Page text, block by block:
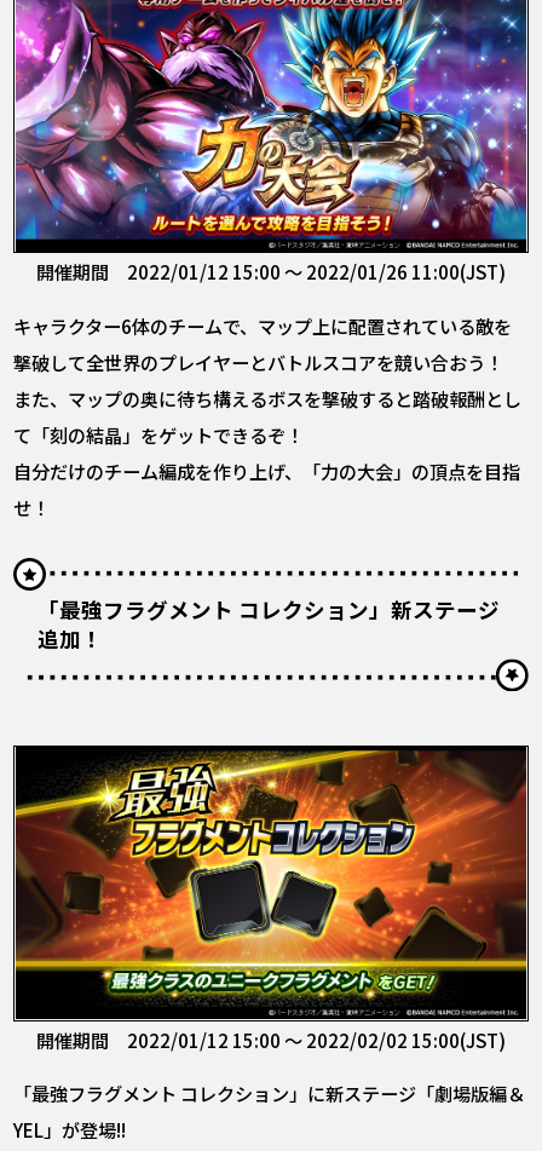
開催期間 2022/01/12 15:00 ～ 2022/01/26 11:00(JST)
キャラクター6体のチームで、マップ上に配置されている敵を
撃破して全世界のプレイヤーとバトルスコアを競い合おう！
また、マップの奥に待ち構えるボスを撃破すると踏破報酬とし
て「刻の結晶」をゲットできるぞ！
自分だけのチーム編成を作り上げ、「力の大会」の頂点を目指
せ！
「最強フラグメント コレクション」新ステージ
追加！
開催期間 2022/01/12 15:00 ～ 2022/02/02 15:00(JST)
「最強フラグメント コレクション」に新ステージ「劇場版編＆
YEL」が登場!!